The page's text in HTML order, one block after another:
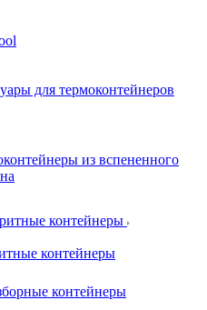
для термоконтейнеров
из вспененного
контейнеры
контейнеры
контейнеры